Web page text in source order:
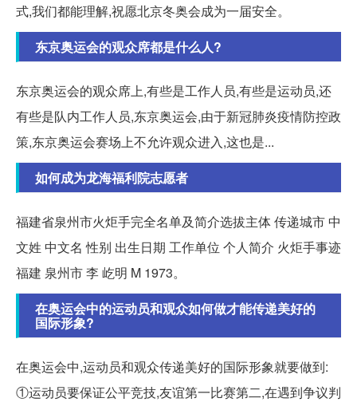
式,我们都能理解,祝愿北京冬奥会成为一届安全。
东京奥运会的观众席都是什么人?
东京奥运会的观众席上,有些是工作人员,有些是运动员,还
有些是队内工作人员,东京奥运会,由于新冠肺炎疫情防控政
策,东京奥运会赛场上不允许观众进入,这也是...
如何成为龙海福利院志愿者
福建省泉州市火炬手完全名单及简介选拔主体 传递城市 中
文姓 中文名 性别 出生日期 工作单位 个人简介 火炬手事迹
福建 泉州市 李 屹明 M 1973。
在奥运会中的运动员和观众如何做才能传递美好的
国际形象?
在奥运会中,运动员和观众传递美好的国际形象就要做到:
①运动员要保证公平竞技,友谊第一比赛第二,在遇到争议判